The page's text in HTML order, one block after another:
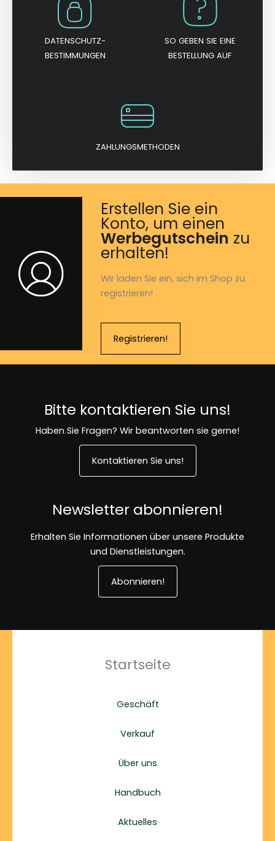
DATENSCHUTZ-
BESTIMMUNGEN
SO GEBEN SIE EINE
BESTELLUNG AUF
ZAHLUNGSMETHODEN
Erstellen Sie ein
Konto, um einen
Werbegutschein zu
erhalten!
Wir laden Sie ein, sich im Shop zu
registrieren!
Registrieren!
Bitte kontaktieren Sie uns!
Haben Sie Fragen? Wir beantworten sie gerne!
Kontaktieren Sie uns!
Newsletter abonnieren!
Erhalten Sie Informationen über unsere Produkte
und Dienstleistungen.
Abonnieren!
Startseite
Geschäft
Verkauf
Über uns
Handbuch
Aktuelles